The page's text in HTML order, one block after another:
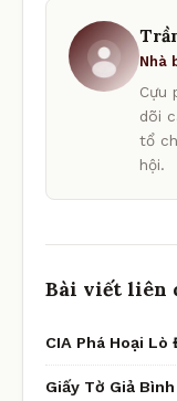
Nhà
Cựu
dõi
tổ
hội.
Bài viết liên
CIA Phá Hoại
Giấy Tờ Giả